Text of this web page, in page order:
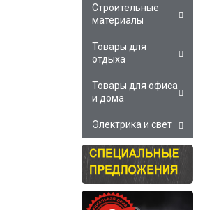
Строительные
материалы
Товары для
отдыха
Товары для офиса
и дома
Электрика и свет